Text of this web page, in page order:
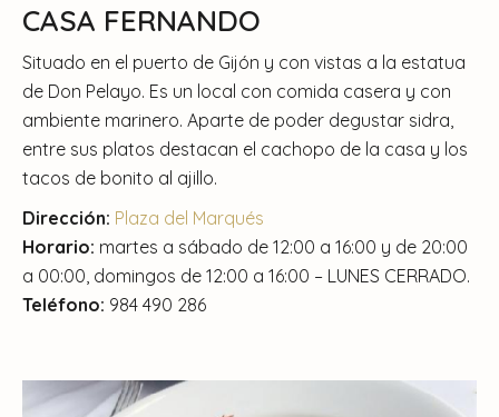
CASA FERNANDO
Situado en el puerto de Gijón y con vistas a la estatua
de Don Pelayo. Es un local con comida casera y con
ambiente marinero. Aparte de poder degustar sidra,
entre sus platos destacan el cachopo de la casa y los
tacos de bonito al ajillo.
Dirección: Plaza del Marqués
Horario: martes a sábado de 12:00 a 16:00 y de 20:00
a 00:00, domingos de 12:00 a 16:00 – LUNES CERRADO.
Teléfono: 984 490 286